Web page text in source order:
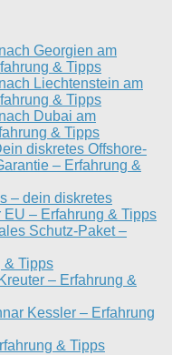
Georgien am
& Tipps
Liechtenstein am
& Tipps
Dubai am
& Tipps
diskretes Offshore-
– Erfahrung &
– dein diskretes
– Erfahrung & Tipps
Schutz-Paket –
& Tipps
– Erfahrung &
Kessler – Erfahrung
& Tipps